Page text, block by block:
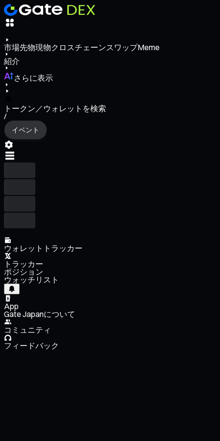
市場先物現物クロスチェーンスワップMeme
紹介
さらに表示
トークン／ウォレットを検索
/
イベント
ウォレットトラッカー
トラッカー
ポジション
ウォッチリスト
App
Gate Japanについて
コミュニティ
フィードバック